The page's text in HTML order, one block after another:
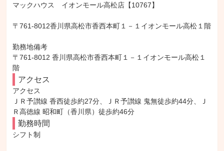
マックハウス　イオンモール高松店【10767】
〒761-8012香川県高松市香西本町１－１イオンモール高松１階
勤務地備考
〒761-8012 香川県高松市香西本町１－１イオンモール高松１
階
アクセス
アクセス
ＪＲ予讃線 香西徒歩約27分、ＪＲ予讃線 鬼無徒歩約44分、Ｊ
Ｒ高徳線 昭和町（香川県）徒歩約46分
勤務時間
シフト制